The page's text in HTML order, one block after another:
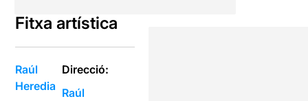
Fitxa artística
Raúl
Heredia
Direcció:
Raúl